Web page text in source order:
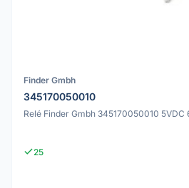
Finder Gmbh
345170050010
Relé Finder Gmbh 345170050010 5VDC
25